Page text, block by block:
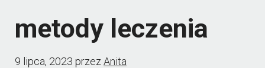
metody leczenia
9 lipca, 2023 przez Anita